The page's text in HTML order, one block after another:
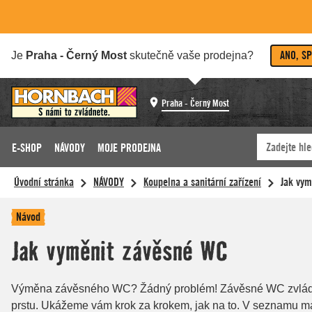
Je Praha - Černý Most skutečně vaše prodejna? ANO,
Praha - Černý Most
E-SHOP NÁVODY MOJE PRODEJNA